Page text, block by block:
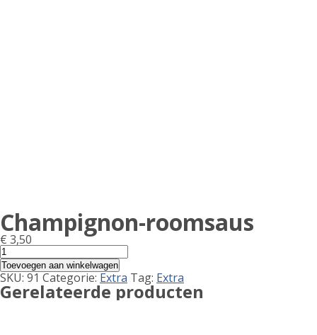
Champignon-roomsaus
€ 3,50
Champignon-
roomsaus
aantal
Toevoegen aan winkelwagen
SKU: 91 Categorie: Extra Tag: Extra
Gerelateerde producten